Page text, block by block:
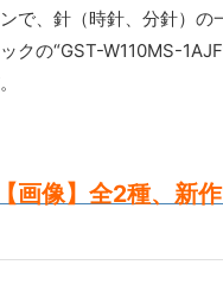
で、針（時針、分針）
クの“GST-W110MS-
【画像】全2種、新